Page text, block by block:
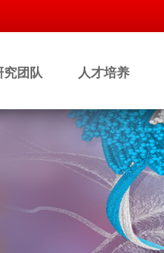
究团队 人才培养